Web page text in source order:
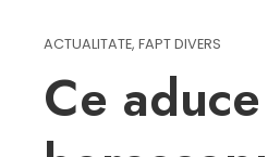
ACTUALITATE, FAPT DIVERS
Ce aduce